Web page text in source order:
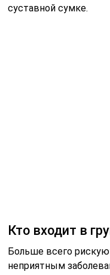
суставной сумке.
данному
Мужчины и женщины,